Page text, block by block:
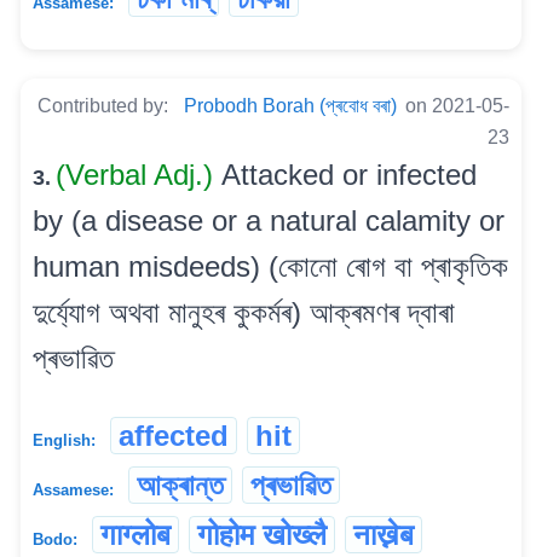
Contributed by: Probodh Borah (প্ৰবোধ বৰা) on 2021-05-
23
3. (Verbal Adj.) Attacked or infected
by (a disease or a natural calamity or
human misdeeds) (কোনো ৰোগ বা প্ৰাকৃতিক
দুৰ্য্যোগ অথবা মানুহৰ কুকৰ্মৰ) আক্ৰমণৰ দ্বাৰা
প্ৰভাৱিত
English: affected hit
Assamese: আক্ৰান্ত প্ৰভাৱিত
Bodo: गाग्लोब गोहोम खोख्लै नाख्नेब